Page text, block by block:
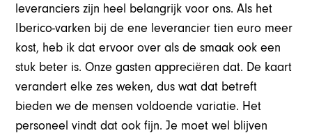
leveranciers zijn heel belangrijk voor ons. Als het
Iberico-varken bij de ene leverancier tien euro meer
kost, heb ik dat ervoor over als de smaak ook een
stuk beter is. Onze gasten appreciëren dat. De kaart
verandert elke zes weken, dus wat dat betreft
bieden we de mensen voldoende variatie. Het
personeel vindt dat ook fijn. Je moet wel blijven